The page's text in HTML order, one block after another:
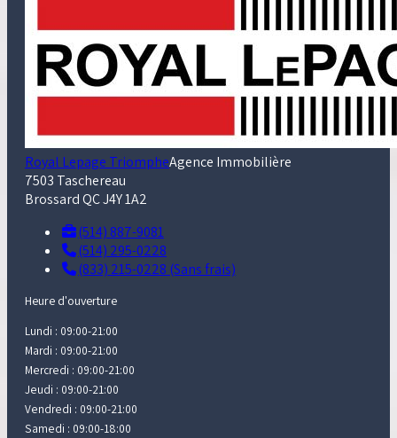
Royal Lepage TriompheAgence Immobilière
7503 Taschereau
Brossard QC J4Y 1A2
(514) 887-9081
(514) 295-0228
(833) 215-0228 (Sans frais)
Heure d'ouverture
Lundi : 09:00-21:00
Mardi : 09:00-21:00
Mercredi : 09:00-21:00
Jeudi : 09:00-21:00
Vendredi : 09:00-21:00
Samedi : 09:00-18:00